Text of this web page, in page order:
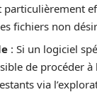
particulièrement
fichiers non
: Si un logiciel
de procéder à
via